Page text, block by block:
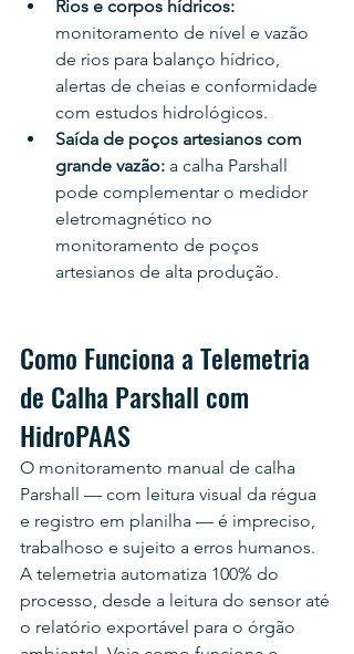
Rios e corpos hídricos:
monitoramento de nível e vazão
de rios para balanço hídrico,
alertas de cheias e conformidade
com estudos hidrológicos.
Saída de poços artesianos com
grande vazão: a calha Parshall
pode complementar o medidor
eletromagnético no
monitoramento de poços
artesianos de alta produção.
Como Funciona a Telemetria
de Calha Parshall com
HidroPAAS
O monitoramento manual de calha
Parshall — com leitura visual da régua
e registro em planilha — é impreciso,
trabalhoso e sujeito a erros humanos.
A telemetria automatiza 100% do
processo, desde a leitura do sensor até
o relatório exportável para o órgão